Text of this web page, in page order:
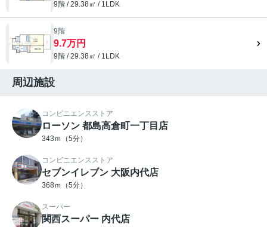
9階 / 29.38㎡ / 1LDK
9階
9.7万円
9階 / 29.38㎡ / 1LDK
周辺施設
コンビニエンスストア
ローソン 都島高倉町一丁目店
343ｍ（5分）
コンビニエンスストア
セブンイレブン 大阪内代店
368ｍ（5分）
スーパー
関西スーパー 内代店